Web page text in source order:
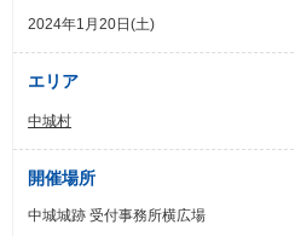
2024年1月20日(土)
エリア
中城村
開催場所
中城城跡 受付事務所横広場